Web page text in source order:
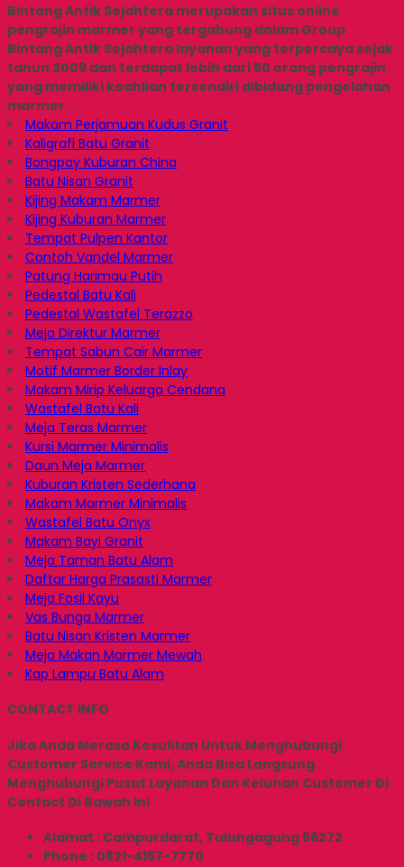
Bintang Antik Sejahtera merupakan situs online
pengrajin marmer yang tergabung dalam Group
Bintang Antik Sejahtera layanan yang terpercaya sejak
tahun 2009 dan terdapat lebih dari 50 orang pengrajin
yang memiliki keahlian tersendiri dibidang pengolahan
marmer.
Makam Perjamuan Kudus Granit
Kaligrafi Batu Granit
Bongpay Kuburan China
Batu Nisan Granit
Kijing Makam Marmer
Kijing Kuburan Marmer
Tempat Pulpen Kantor
Contoh Vandel Marmer
Patung Harimau Putih
Pedestal Batu Kali
Pedestal Wastafel Terazzo
Meja Direktur Marmer
Tempat Sabun Cair Marmer
Motif Marmer Border Inlay
Makam Mirip Keluarga Cendana
Wastafel Batu Kali
Meja Teras Marmer
Kursi Marmer Minimalis
Daun Meja Marmer
Kuburan Kristen Sederhana
Makam Marmer Minimalis
Wastafel Batu Onyx
Makam Bayi Granit
Meja Taman Batu Alam
Daftar Harga Prasasti Marmer
Meja Fosil Kayu
Vas Bunga Marmer
Batu Nisan Kristen Marmer
Meja Makan Marmer Mewah
Kap Lampu Batu Alam
CONTACT INFO
Jika Anda Merasa Kesulitan Untuk Menghubungi
Customer Service Kami, Anda Bisa Langsung
Menghubungi Pusat Layanan Dan Keluhan Customer Di
Contact Di Bawah Ini
Alamat : Campurdarat, Tulungagung 66272
Phone : 0821-4167-7770